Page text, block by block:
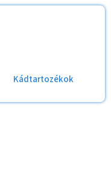
Kádtartozékok